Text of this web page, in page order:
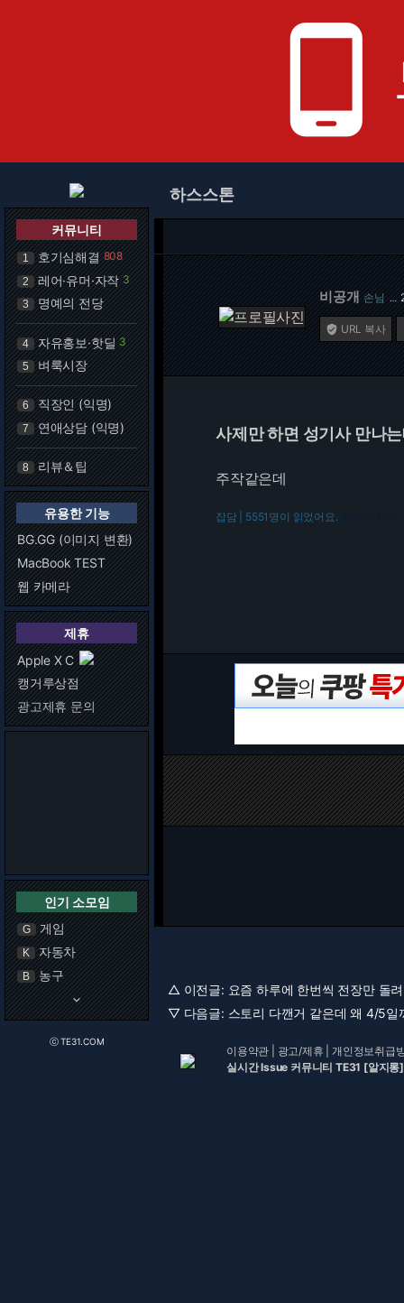
phone_android
커뮤니티
1 호기심해결 808
2 레어·유머·자작 3
3 명예의 전당
4 자유홍보·핫딜 3
5 벼룩시장
6 직장인 (익명)
7 연애상담 (익명)
8 리뷰＆팁
유용한 기능
BG.GG (이미지 변환)
MacBook TEST
웹 카메라
제휴
Apple X C
캥거루상점
광고제휴 문의
인기 소모임
G 게임
K 자동차
B 농구
keyboard_arrow_down
ⓒ TE31.COM
하스스톤
비공개 손님 …
 URL 복사
사제만 하면 성기사 만나
주작같은데
잡담 | 5551명이 읽었어요.
△ 이전글: 요즘 하루에 한번씩 전장만 돌
▽ 다음글: 스토리 다깬거 같은데 왜 4/5일
이용약관 광고/제휴 |개인정보취급
실시간 Issue 커뮤니티 TE31 [알지